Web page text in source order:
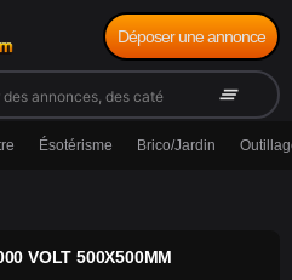
clear_all
Déposer une annonce
Ésotérisme Brico/Jardin
VOLT 500X500MM